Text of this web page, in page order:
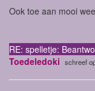
Ook toe aan mooi
RE: spelletje:
Toedeledoki schreef